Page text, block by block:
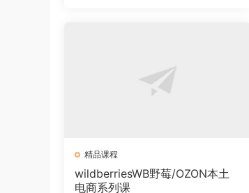
精品课程
wildberriesWB野莓/OZON本土
电商系列课